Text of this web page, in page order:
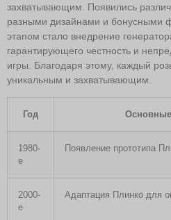
захватывающим. Появились
разными дизайнами и бонусными
этапом стало внедрение
гарантирующего честность и
игры. Благодаря этому, каждый
уникальным и захватывающим.
Год
1980-
е
Появление прототипа
2000-
е
Адаптация Плинко для